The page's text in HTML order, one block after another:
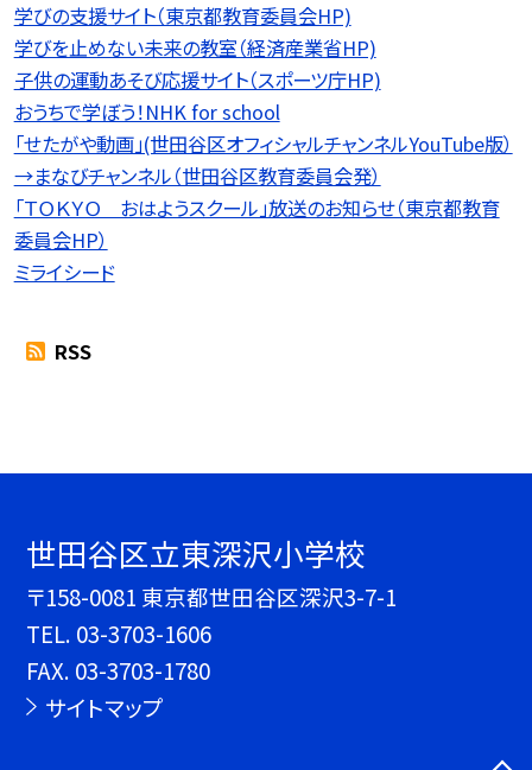
学びの支援サイト（東京都教育委員会HP)
学びを止めない未来の教室（経済産業省HP)
子供の運動あそび応援サイト（スポーツ庁HP)
おうちで学ぼう！NHK for school
「せたがや動画」(世田谷区オフィシャルチャンネルYouTube版）
→まなびチャンネル（世田谷区教育委員会発）
「ＴＯＫＹＯ おはようスクール」放送のお知らせ（東京都教育
委員会HP）
ミライシード
RSS
世田谷区立東深沢小学校
〒158-0081 東京都世田谷区深沢3-7-1
TEL. 03-3703-1606
FAX. 03-3703-1780
サイトマップ